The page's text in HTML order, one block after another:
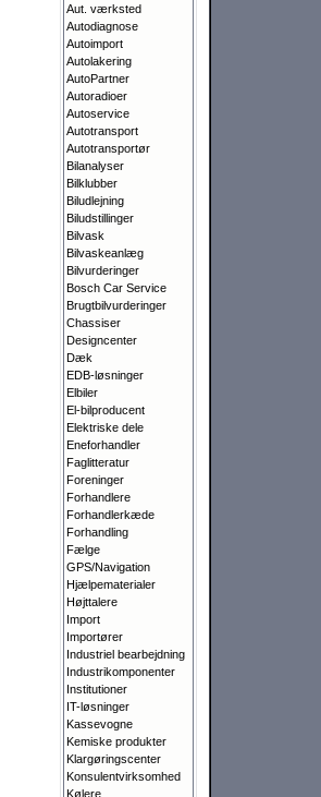
Aut. værksted
Autodiagnose
Autoimport
Autolakering
AutoPartner
Autoradioer
Autoservice
Autotransport
Autotransportør
Bilanalyser
Bilklubber
Biludlejning
Biludstillinger
Bilvask
Bilvaskeanlæg
Bilvurderinger
Bosch Car Service
Brugtbilvurderinger
Chassiser
Designcenter
Dæk
EDB-løsninger
Elbiler
El-bilproducent
Elektriske dele
Eneforhandler
Faglitteratur
Foreninger
Forhandlere
Forhandlerkæde
Forhandling
Fælge
GPS/Navigation
Hjælpematerialer
Højttalere
Import
Importører
Industriel bearbejdning
Industrikomponenter
Institutioner
IT-løsninger
Kassevogne
Kemiske produkter
Klargørings­center
Konsulentvirksomhed
Kølere